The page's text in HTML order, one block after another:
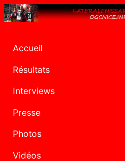
Accueil
Résultats
Interviews
Presse
Photos
Vidéos